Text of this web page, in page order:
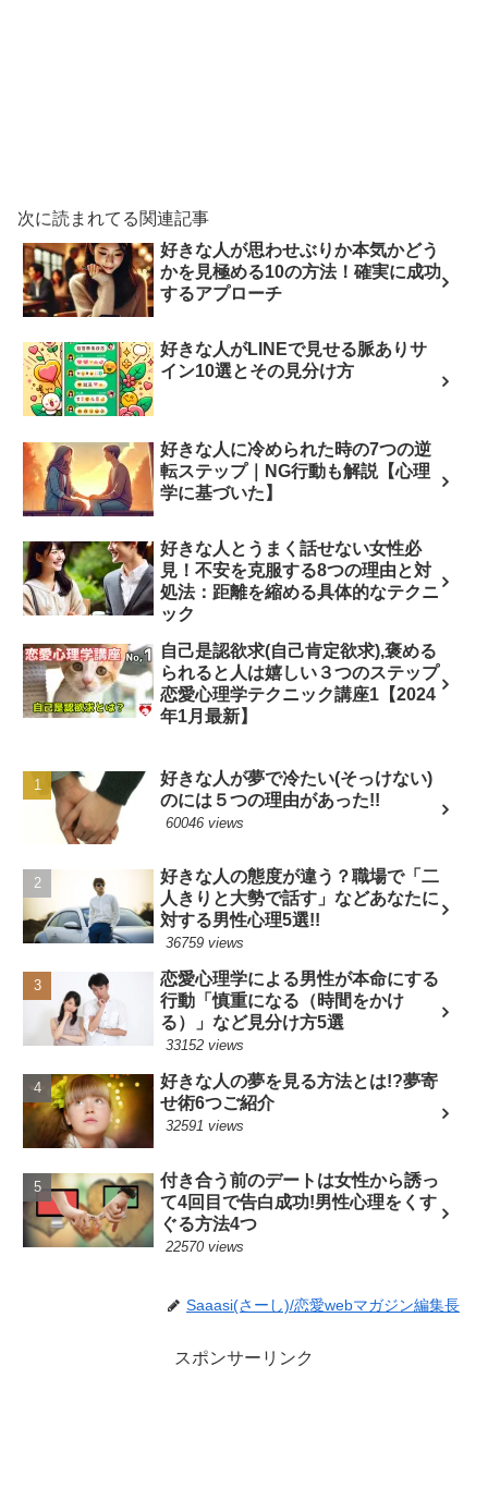
次に読まれてる関連記事
好きな人が思わせぶりか本気かどう
かを見極める10の方法！確実に成功
するアプローチ
好きな人がLINEで見せる脈ありサ
イン10選とその見分け方
好きな人に冷められた時の7つの逆
転ステップ｜NG行動も解説【心理
学に基づいた】
好きな人とうまく話せない女性必
見！不安を克服する8つの理由と対
処法：距離を縮める具体的なテクニ
ック
自己是認欲求(自己肯定欲求),褒める
られると人は嬉しい３つのステップ
恋愛心理学テクニック講座1【2024
年1月最新】
好きな人が夢で冷たい(そっけない)
のには５つの理由があった!!
60046 views
好きな人の態度が違う？職場で「二
人きりと大勢で話す」などあなたに
対する男性心理5選!!
36759 views
恋愛心理学による男性が本命にする
行動「慎重になる（時間をかけ
る）」など見分け方5選
33152 views
好きな人の夢を見る方法とは!?夢寄
せ術6つご紹介
32591 views
付き合う前のデートは女性から誘っ
て4回目で告白成功!男性心理をくす
ぐる方法4つ
22570 views
Saaasi(さーし)/恋愛webマガジン編集長
スポンサーリンク